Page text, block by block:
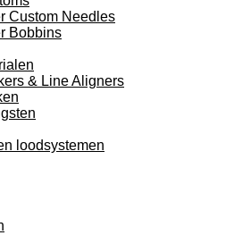
Custom Needles
Bobbins
& Line Aligners
loodsystemen